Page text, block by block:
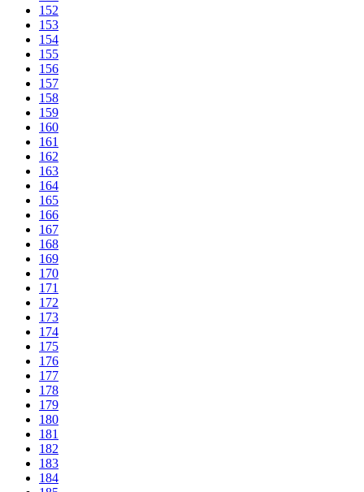
152
153
154
155
156
157
158
159
160
161
162
163
164
165
166
167
168
169
170
171
172
173
174
175
176
177
178
179
180
181
182
183
184